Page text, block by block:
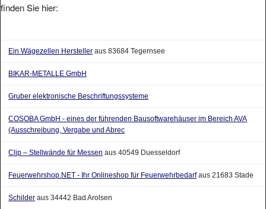
finden Sie hier:
Ein Wägezellen Hersteller aus 83684 Tegernsee
BIKAR-METALLE GmbH
Gruber elektronische Beschriftungssysteme
COSOBA GmbH - eines der führenden Bausoftwarehäuser im Bereich AVA
(Ausschreibung, Vergabe und Abrec
Clip – Stellwände für Messen aus 40549 Duesseldorf
Feuerwehrshop.NET - Ihr Onlineshop für Feuerwehrbedarfaus 21683 Stade
Schilder aus 34442 Bad Arolsen